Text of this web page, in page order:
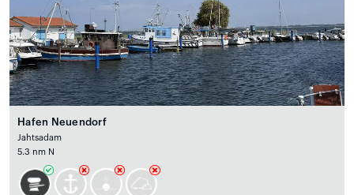
Hafen Neuendorf
Jahtsadam
5.3 nm N